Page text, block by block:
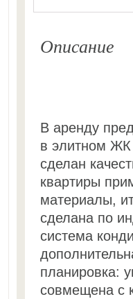
Описание
В аренду
в элитном ЖК
сделан
квартиры
материалы,
сделана по
система
планировка:
совмещена с